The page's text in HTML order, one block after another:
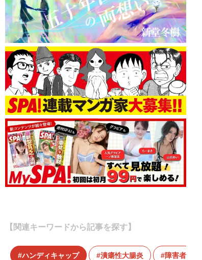
【関連キーワードから記事を探す】
ハンディキャップ 潰瘍性大腸炎 障害者